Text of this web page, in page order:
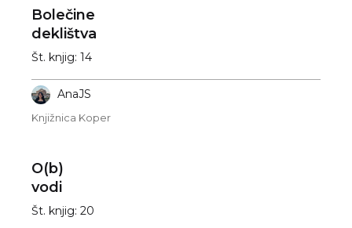
Bolečine
deklištva
Št. knjig: 14
AnaJS
Knjižnica Koper
O(b)
vodi
Št. knjig: 20